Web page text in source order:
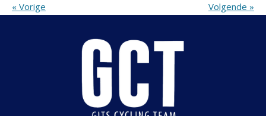
« Vorige Volgende »